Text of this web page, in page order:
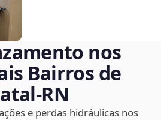
nos
Bairros de
e perdas hidráulicas nos